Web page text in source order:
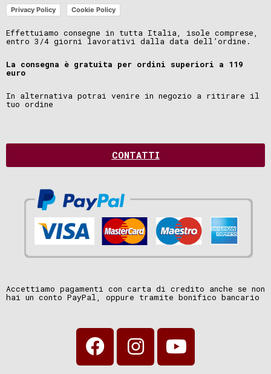
Privacy Policy Cookie Policy
Effettuiamo consegne in tutta Italia, isole comprese,
entro 3/4 giorni lavorativi dalla data dell’ordine.
La consegna è gratuita per ordini superiori a 119
euro
In alternativa potrai venire in negozio a ritirare il
tuo ordine
CONTATTI
Accettiamo pagamenti con carta di credito anche se non
hai un conto PayPal, oppure tramite bonifico bancario